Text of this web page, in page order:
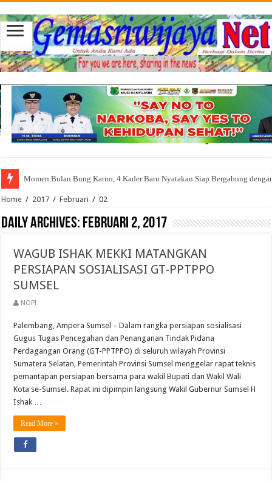
Momen Bulan Bung Karno, 4 Kader Baru Nyatakan Siap Bergabung
Home / 2017 / Februari / 02
Daily Archives: Februari 2, 2017
WAGUB ISHAK MEKKI MATANGKAN
PERSIAPAN SOSIALISASI GT-PPTPPO
SUMSEL
NOPI
Palembang, Ampera Sumsel – Dalam rangka persiapan sosialisasi
Gugus Tugas Pencegahan dan Penanganan Tindak Pidana
Perdagangan Orang (GT-PPTPPO) di seluruh wilayah Provinsi
Sumatera Selatan, Pemerintah Provinsi Sumsel menggelar rapat teknis
pemantapan persiapan bersama para wakil Bupati dan Wakil Wali
Kota se-Sumsel. Rapat ini dipimpin langsung Wakil Gubernur Sumsel H
Ishak …
Read More »